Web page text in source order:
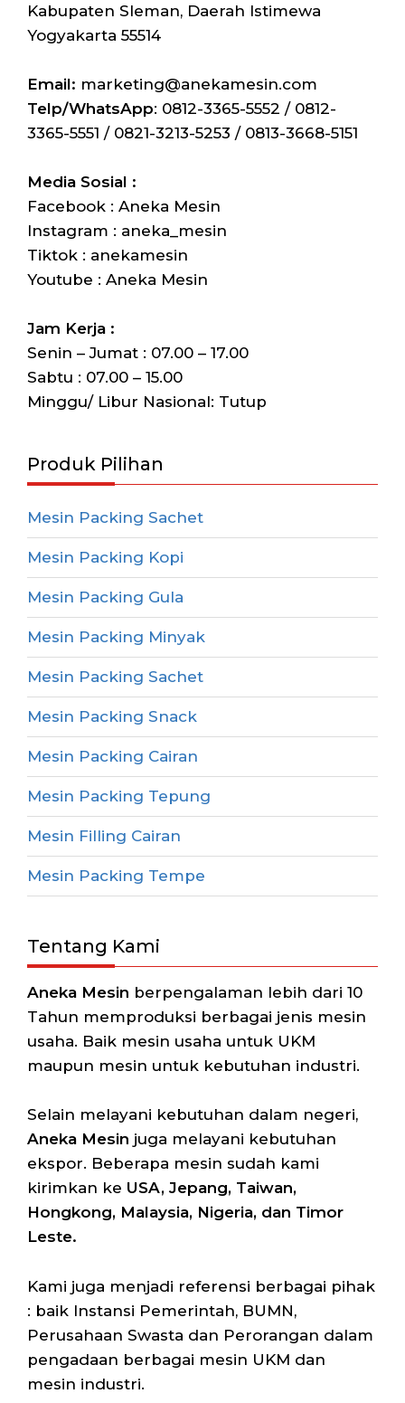
Kabupaten Sleman, Daerah Istimewa
Yogyakarta 55514
Email: marketing@anekamesin.com
Telp/WhatsApp: 0812-3365-5552 / 0812-
3365-5551 / 0821-3213-5253 / 0813-3668-5151
Media Sosial :
Facebook : Aneka Mesin
Instagram : aneka_mesin
Tiktok : anekamesin
Youtube : Aneka Mesin
Jam Kerja :
Senin – Jumat : 07.00 – 17.00
Sabtu : 07.00 – 15.00
Minggu/ Libur Nasional: Tutup
Produk Pilihan
Mesin Packing Sachet
Mesin Packing Kopi
Mesin Packing Gula
Mesin Packing Minyak
Mesin Packing Sachet
Mesin Packing Snack
Mesin Packing Cairan
Mesin Packing Tepung
Mesin Filling Cairan
Mesin Packing Tempe
Tentang Kami
Aneka Mesin berpengalaman lebih dari 10
Tahun memproduksi berbagai jenis mesin
usaha. Baik mesin usaha untuk UKM
maupun mesin untuk kebutuhan industri.
Selain melayani kebutuhan dalam negeri,
Aneka Mesin juga melayani kebutuhan
ekspor. Beberapa mesin sudah kami
kirimkan ke USA, Jepang, Taiwan,
Hongkong, Malaysia, Nigeria, dan Timor
Leste.
Kami juga menjadi referensi berbagai pihak
: baik Instansi Pemerintah, BUMN,
Perusahaan Swasta dan Perorangan dalam
pengadaan berbagai mesin UKM dan
mesin industri.